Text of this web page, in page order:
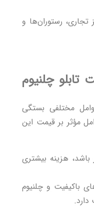
تجاری، رستوران‌ها و
تابلو چلنیوم
مختلفی بستگی
مؤثر بر قیمت این
باشد، هزینه بیشتری
باکیفیت و چلنیوم